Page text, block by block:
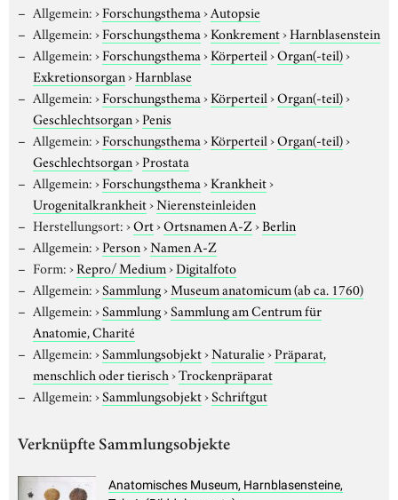
Allgemein:›Forschungsthema›Autopsie
Allgemein:›Forschungsthema›Konkrement›Harnblasenstein
Allgemein:›Forschungsthema›Körperteil›Organ(-teil)›
Exkretionsorgan›Harnblase
Allgemein:›Forschungsthema›Körperteil›Organ(-teil)›
Geschlechtsorgan›Penis
Allgemein:›Forschungsthema›Körperteil›Organ(-teil)›
Geschlechtsorgan›Prostata
Allgemein:›Forschungsthema›Krankheit›
Urogenitalkrankheit›Nierensteinleiden
Herstellungsort:›Ort›Ortsnamen A-Z›Berlin
Allgemein:›Person›Namen A-Z
Form:›Repro/ Medium›Digitalfoto
Allgemein:›Sammlung›Museum anatomicum (ab ca. 1760)
Allgemein:›Sammlung›Sammlung am Centrum für
Anatomie, Charité
Allgemein:›Sammlungsobjekt›Naturalie›Präparat,
menschlich oder tierisch›Trockenpräparat
Allgemein:›Sammlungsobjekt›Schriftgut
Verknüpfte Sammlungsobjekte
Anatomisches Museum, Harnblasensteine,